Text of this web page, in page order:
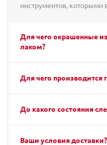
инструментов, которыми
Для чего окрашенные
лаком?
Для чего производится
До какого состояния
Ваши условия доставки?